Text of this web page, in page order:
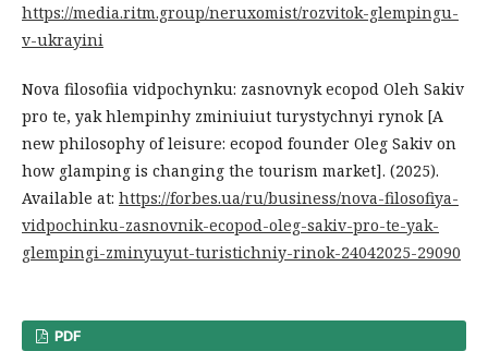
https://media.ritm.group/neruxomist/rozvitok-glempingu-
v-ukrayini
Nova filosofiia vidpochynku: zasnovnyk ecopod Oleh Sakiv
pro te, yak hlempinhy zminiuiut turystychnyi rynok [A
new philosophy of leisure: ecopod founder Oleg Sakiv on
how glamping is changing the tourism market]. (2025).
Available at: https://forbes.ua/ru/business/nova-filosofiya-
vidpochinku-zasnovnik-ecopod-oleg-sakiv-pro-te-yak-
glempingi-zminyuyut-turistichniy-rinok-24042025-29090
PDF